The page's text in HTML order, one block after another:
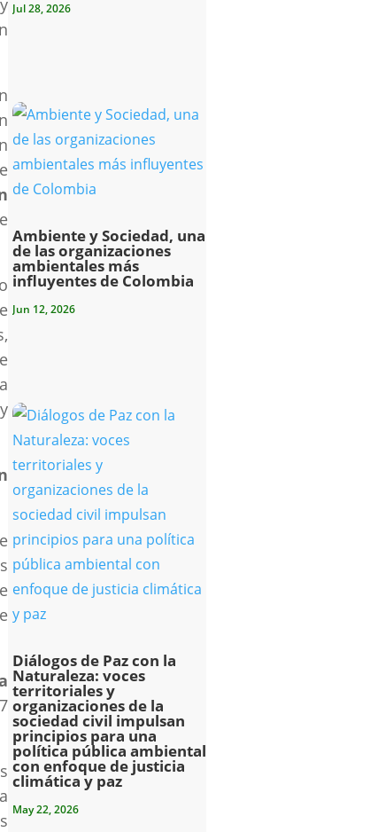
Jul 28, 2026
Ambiente y Sociedad, una
de las organizaciones
ambientales más
influyentes de Colombia
Jun 12, 2026
Diálogos de Paz con la
Naturaleza: voces
territoriales y
organizaciones de la
sociedad civil impulsan
principios para una
política pública ambiental
con enfoque de justicia
climática y paz
May 22, 2026